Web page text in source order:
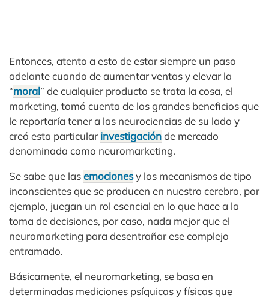
Entonces, atento a esto de estar siempre un paso
adelante cuando de aumentar ventas y elevar la
“moral” de cualquier producto se trata la cosa, el
marketing, tomó cuenta de los grandes beneficios que
le reportaría tener a las neurociencias de su lado y
creó esta particular investigaciónde mercado
denominada como neuromarketing.
Se sabe que lasemocionesy los mecanismos de tipo
inconscientes que se producen en nuestro cerebro, por
ejemplo, juegan un rol esencial en lo que hace a la
toma de decisiones, por caso, nada mejor que el
neuromarketing para desentrañar ese complejo
entramado.
Básicamente, el neuromarketing, se basa en
determinadas mediciones psíquicas y físicas que